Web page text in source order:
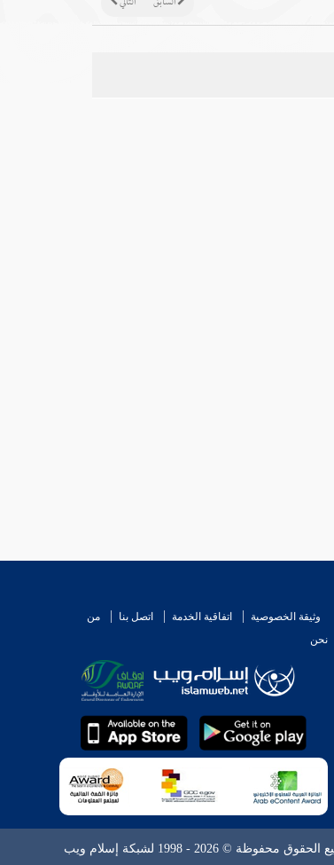
وثيقة الخصوصية اتفاقية الخدمة اتصل بنا
من
نحن
محفوظة © 2026 - 1998 لشبكة إسلام ويب